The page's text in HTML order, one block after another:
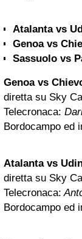
Atalanta vs
Genoa vs
Sassuolo vs
Genoa vs
diretta su Sky
Telecronaca:
Bordocampo ed
Atalanta vs
diretta su Sky
Telecronaca:
Bordocampo ed